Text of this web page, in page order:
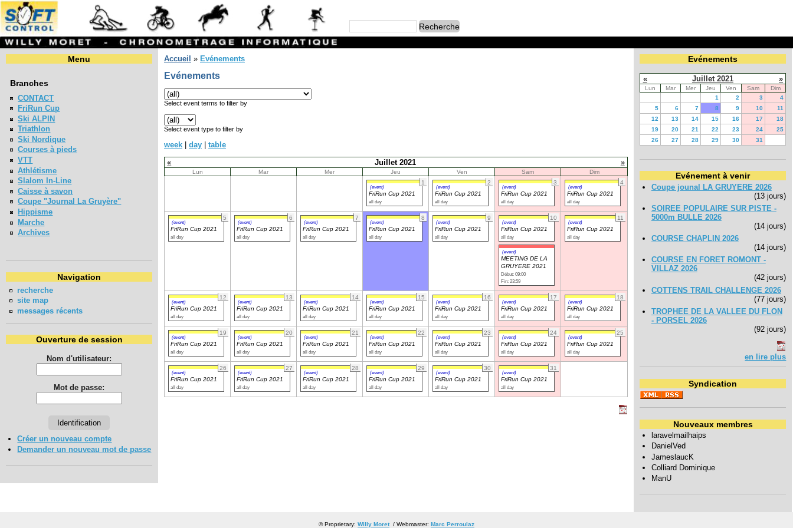
Menu
Branches
CONTACT
FriRun Cup
Ski ALPIN
Triathlon
Ski Nordique
Courses à pieds
VTT
Athlétisme
Slalom In-Line
Caisse à savon
Coupe "Journal La Gruyère"
Hippisme
Marche
Archives
Navigation
recherche
site map
messages récents
Ouverture de session
Nom d'utilisateur:
Mot de passe:
Créer un nouveau compte
Demander un nouveau mot de passe
Accueil » Evénements
Evénements
Select event terms to filter by
Select event type to filter by
week day
table
«
Juillet 2021 »
Lun Mar Mer Jeu Ven Sam
Dim
1
(event)
FriRun Cup 2021
all day
2
(event)
FriRun Cup 2021
all day
3
(event)
FriRun Cup 2021
all day
4
(event)
FriRun Cup 2021
all day
5
(event)
FriRun Cup 2021
all day
6
(event)
FriRun Cup 2021
all day
7
(event)
FriRun Cup 2021
all day
8
(event)
FriRun Cup 2021
all day
9
(event)
FriRun Cup 2021
all day
10
(event)
FriRun Cup 2021
all day
(event)
MEETING DE LA
GRUYERE 2021
Début: 09:00
Fin: 23:59
11
(event)
FriRun Cup 2021
all day
12
(event)
FriRun Cup 2021
all day
13
(event)
FriRun Cup 2021
all day
14
(event)
FriRun Cup 2021
all day
15
(event)
FriRun Cup 2021
all day
16
(event)
FriRun Cup 2021
all day
17
(event)
FriRun Cup 2021
all day
18
(event)
FriRun Cup 2021
all day
19
(event)
FriRun Cup 2021
all day
20
(event)
FriRun Cup 2021
all day
21
(event)
FriRun Cup 2021
all day
22
(event)
FriRun Cup 2021
all day
23
(event)
FriRun Cup 2021
all day
24
(event)
FriRun Cup 2021
all day
25
(event)
FriRun Cup 2021
all day
26
(event)
FriRun Cup 2021
all day
27
(event)
FriRun Cup 2021
all day
28
(event)
FriRun Cup 2021
all day
29
(event)
FriRun Cup 2021
all day
30
(event)
FriRun Cup 2021
all day
31
(event)
FriRun Cup 2021
all day
Evénements
« Juillet 2021 »
Lun Mar Mer Jeu Ven Sam
Dim
1
2 3
4
5
6 7 8 9 10
11
12
13 14 15 16 17
18
19
20 21 22 23 24
25
26
27 28 29 30 31
Evénement à venir
Coupe jounal LA GRUYERE 2026
(13 jours)
SOIREE POPULAIRE SUR PISTE -
5000m BULLE 2026
(14 jours)
COURSE CHAPLIN 2026
(14 jours)
COURSE EN FORET ROMONT -
VILLAZ 2026
(42 jours)
COTTENS TRAIL CHALLENGE 2026
(77 jours)
TROPHEE DE LA VALLEE DU FLON
- PORSEL 2026
(92 jours)
en lire plus
Syndication
Nouveaux membres
laravelmailhaips
DanielVed
JameslaucK
Colliard Dominique
ManU
© Proprietary: Willy Moret/ Webmaster: Marc Perroulaz